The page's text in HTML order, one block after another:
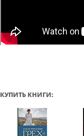
КУПИТЬ КНИГИ: